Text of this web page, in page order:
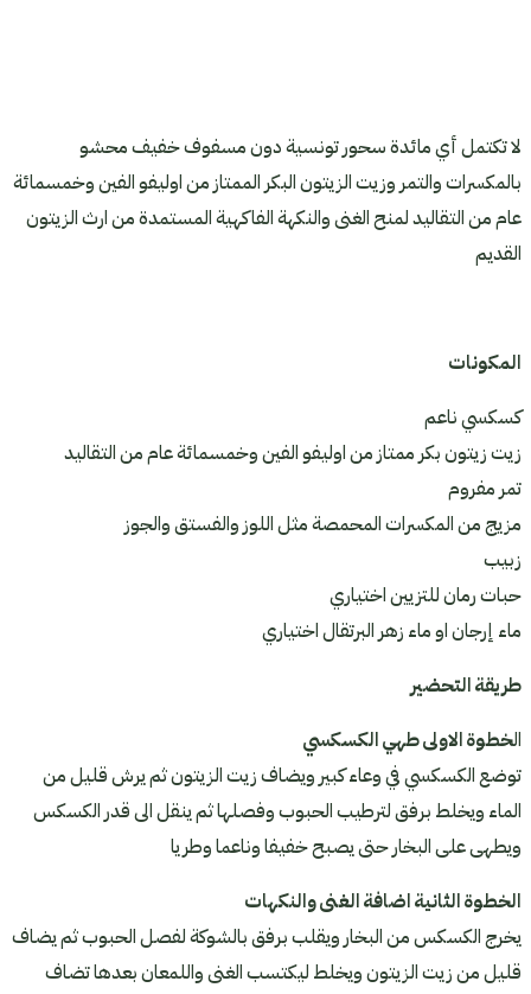
لا تكتمل أي مائدة سحور تونسية دون مسفوف خفيف محشو
بالمكسرات والتمر وزيت الزيتون البكر الممتاز من اوليفو الفين وخمسمائة
عام من التقاليد لمنح الغنى والنكهة الفاكهية المستمدة من ارث الزيتون
القديم
المكونات
كسكسي ناعم
زيت زيتون بكر ممتاز من اوليفو الفين وخمسمائة عام من التقاليد
تمر مفروم
مزيج من المكسرات المحمصة مثل اللوز والفستق والجوز
زبيب
حبات رمان للتزيين اختياري
ماء إرجان او ماء زهر البرتقال اختياري
طريقة التحضير
الخطوة الاولى طهي الكسكسي
توضع الكسكسي في وعاء كبير ويضاف زيت الزيتون ثم يرش قليل من
الماء ويخلط برفق لترطيب الحبوب وفصلها ثم ينقل الى قدر الكسكس
ويطهى على البخار حتى يصبح خفيفا وناعما وطريا
الخطوة الثانية اضافة الغنى والنكهات
يخرج الكسكس من البخار ويقلب برفق بالشوكة لفصل الحبوب ثم يضاف
قليل من زيت الزيتون ويخلط ليكتسب الغنى واللمعان بعدها تضاف